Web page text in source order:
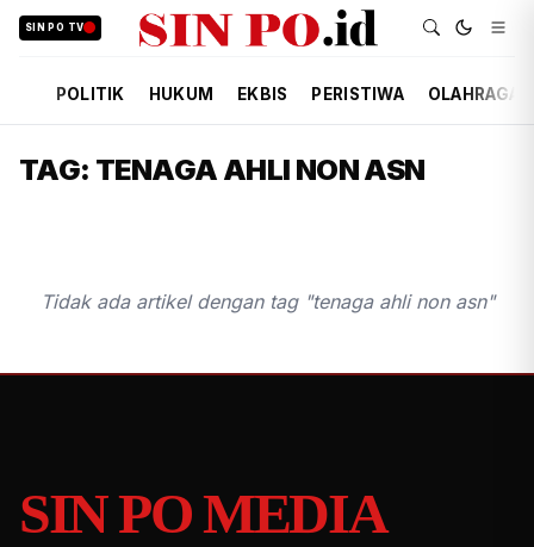
SIN PO TV
POLITIK HUKUM EKBIS PERISTIWA OLAHRAGA
TAG: TENAGA AHLI NON ASN
Tidak ada artikel dengan tag "tenaga ahli non asn"
SIN PO MEDIA